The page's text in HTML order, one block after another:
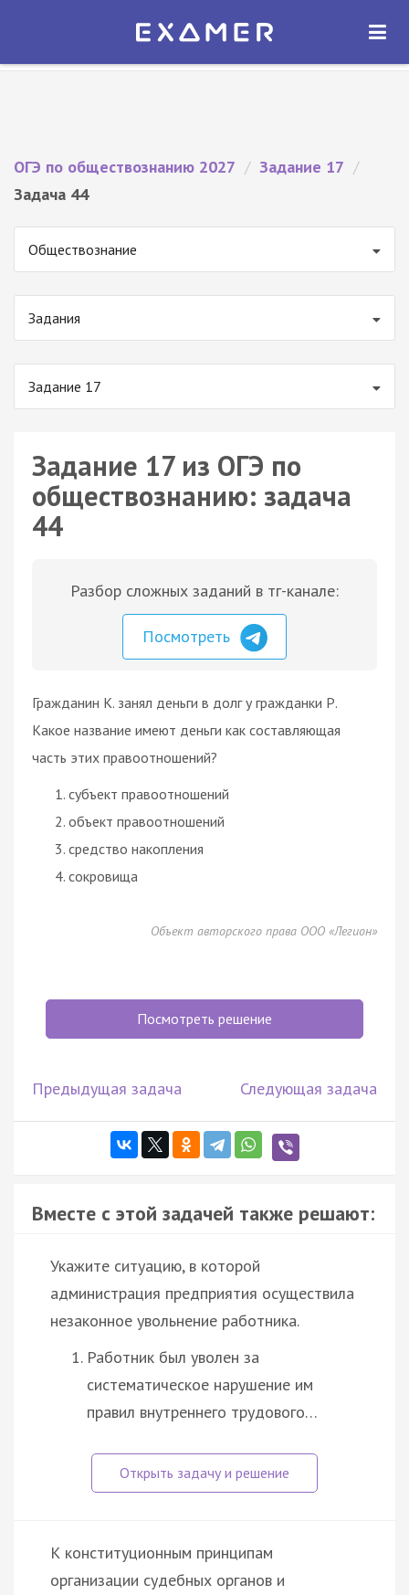
Экзамер — ЕГЭ 2027
ОТКРЫТЬ
ОГЭ по обществознанию 2027 / Задание 17 /
Задача 44
Обществознание
Задания
Задание 17
Задание 17 из ОГЭ по
обществознанию: задача
44
Разбор сложных заданий в тг-канале:
Посмотреть
Гражданин К. занял деньги в долг у гражданки Р.
Какое название имеют деньги как составляющая
часть этих правоотношений?
субъект правоотношений
объект правоотношений
средство накопления
сокровища
Объект авторского права ООО «Легион»
Посмотреть решение
Предыдущая задача Следующая задача
Вместе с этой задачей также решают:
Укажите ситуацию, в которой
администрация предприятия осуществила
незаконное увольнение работника.
Работник был уволен за
систематическое нарушение им
правил внутреннего трудового…
К конституционным принципам
организации судебных органов и